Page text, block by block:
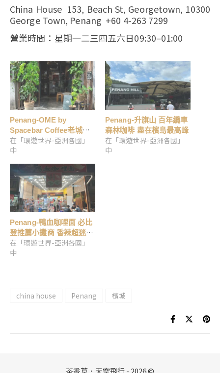
China House 153, Beach St, Georgetown, 10300
George Town, Penang +60 4-263 7299
營業時間：星期一二三四五六日09:30–01:00
Penang-OME by
Spacebar Coffee老城老
宅中的迷人咖啡香
在「環遊世界-亞洲各國」
中
Penang-升旗山 百年纜車
森林咖啡 盡在檳島最高峰
在「環遊世界-亞洲各國」
中
Penang-鴨血咖哩面 必比
登推薦小攤商 香辣超迷
人…
在「環遊世界-亞洲各國」
中
china house Penang 檳城